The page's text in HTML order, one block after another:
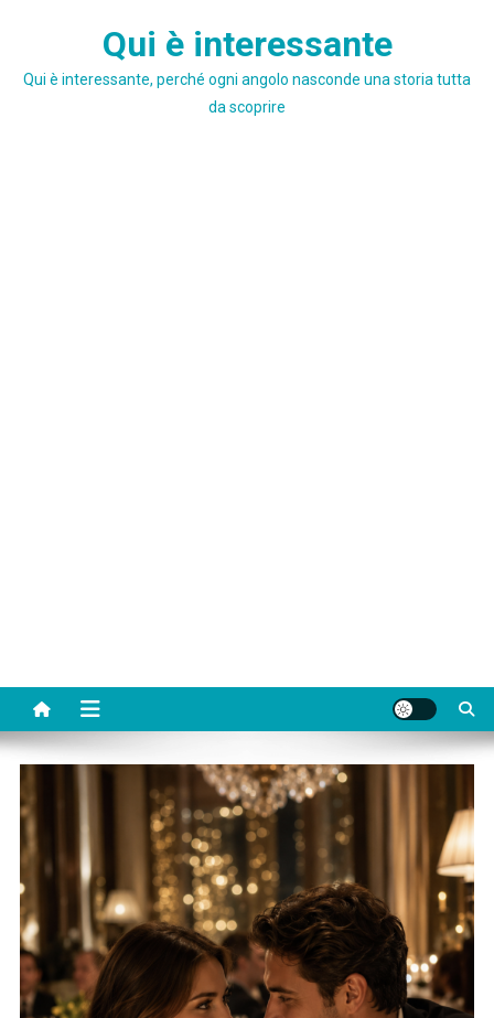
Qui è interessante
Qui è interessante, perché ogni angolo nasconde una storia tutta
da scoprire